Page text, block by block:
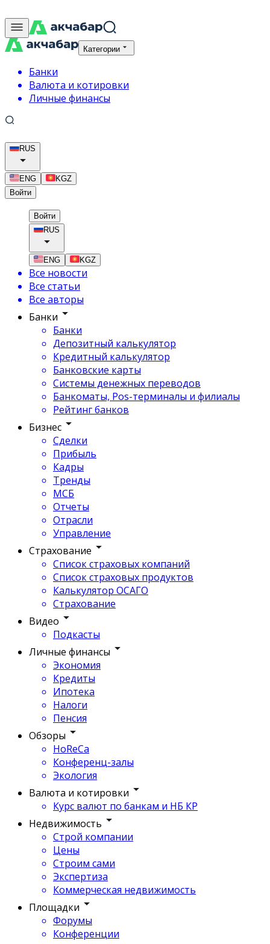
Категории
Банки
Валюта и котировки
Личные финансы
RUS
ENG
KGZ
Войти
Войти
RUS
ENG KGZ
Все новости
Все статьи
Все авторы
Банки
Банки
Депозитный калькулятор
Кредитный калькулятор
Банковские карты
Системы денежных переводов
Банкоматы, Pos-терминалы и филиалы
Рейтинг банков
Бизнес
Сделки
Прибыль
Кадры
Тренды
МСБ
Отчеты
Отрасли
Управление
Страхование
Список страховых компаний
Список страховых продуктов
Калькулятор ОСАГО
Страхование
Видео
Подкасты
Личные финансы
Экономия
Кредиты
Ипотека
Налоги
Пенсия
Обзоры
HoReCa
Конференц-залы
Экология
Валюта и котировки
Курс валют по банкам и НБ КР
Недвижимость
Строй компании
Цены
Строим сами
Экспертиза
Коммерческая недвижимость
Площадки
Форумы
Конференции